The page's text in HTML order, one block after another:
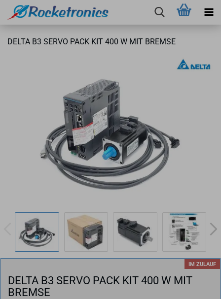
DELTA B3 SERVO PACK KIT 400 W MIT BREM­SE
IM ZULAUF
DELTA B3 SERVO PACK KIT 400 W MIT
BREM­SE